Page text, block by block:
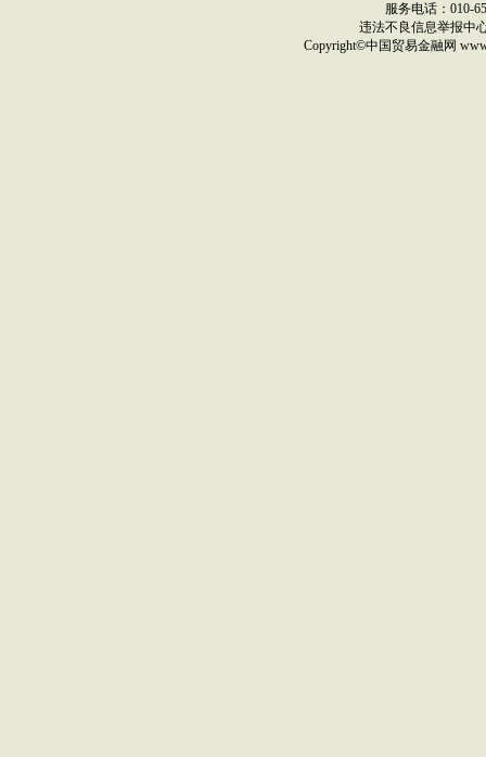
服务电话：010-
违法不良信息举报中
Copyright©中国贸易金融网